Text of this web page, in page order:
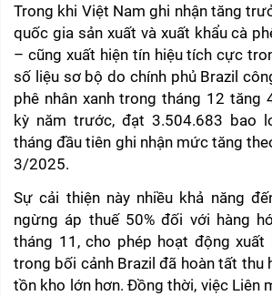
Trong khi Việt Nam ghi nhận tăng
quốc gia sản xuất và xuất khẩu cà
– cũng xuất hiện tín hiệu tích cực
số liệu sơ bộ do chính phủ Brazil
phê nhân xanh trong tháng 12 tăng
kỳ năm trước, đạt 3.504.683 bao
tháng đầu tiên ghi nhận mức tăng
3/2025.
Sự cải thiện này nhiều khả năng
ngừng áp thuế 50% đối với hàng
tháng 11, cho phép hoạt động xuất
trong bối cảnh Brazil đã hoàn tất thu
tồn kho lớn hơn. Đồng thời, việc Liên